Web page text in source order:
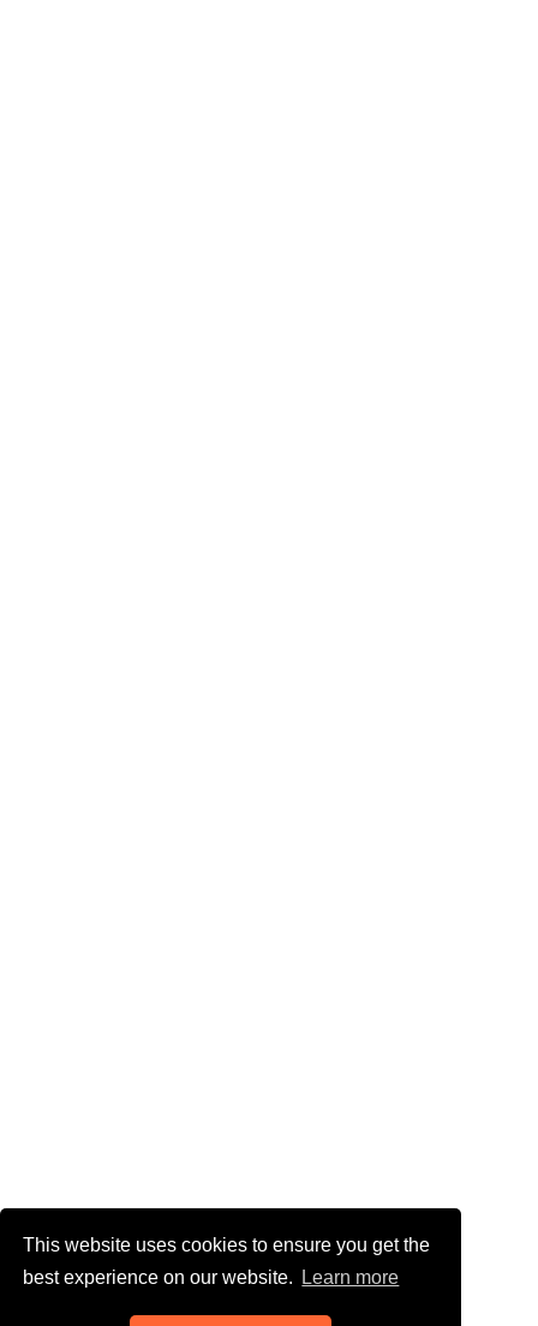
This website uses cookies to ensure you get the
best experience on our website.
Learn more